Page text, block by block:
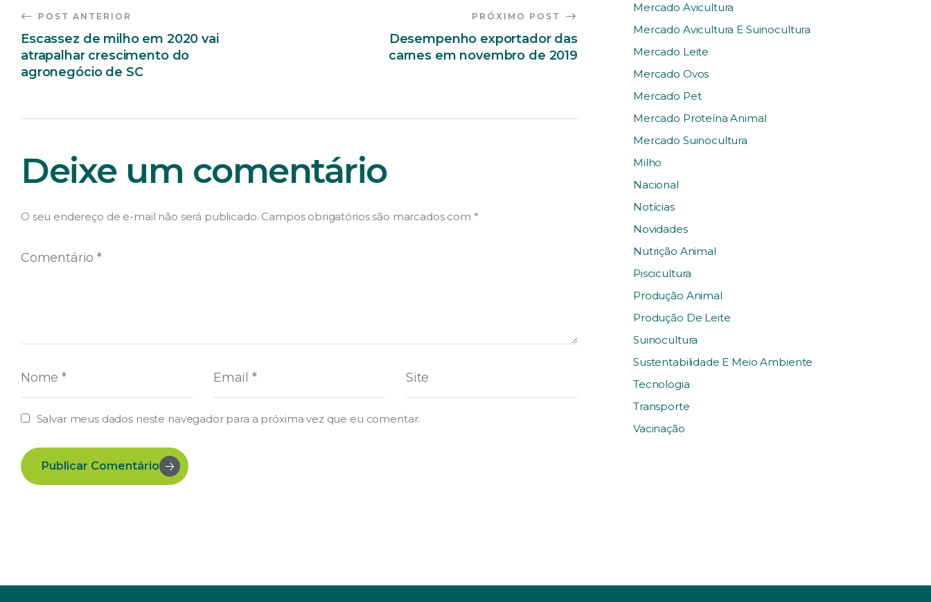
POST ANTERIOR
Escassez de milho em 2020 vai
atrapalhar crescimento do
agronegócio de SC
PRÓXIMO POST
Desempenho exportador das
carnes em novembro de 2019
Deixe um comentário
O seu endereço de e-mail não será publicado. Campos obrigatórios são marcados com *
Salvar meus dados neste navegador para a próxima vez que eu comentar.
Publicar Comentário
Mercado Avicultura
Mercado Avicultura E Suinocultura
Mercado Leite
Mercado Ovos
Mercado Pet
Mercado Proteína Animal
Mercado Suinocultura
Milho
Nacional
Notícias
Novidades
Nutrição Animal
Piscicultura
Produção Animal
Produção De Leite
Suinocultura
Sustentabilidade E Meio Ambiente
Tecnologia
Transporte
Vacinação